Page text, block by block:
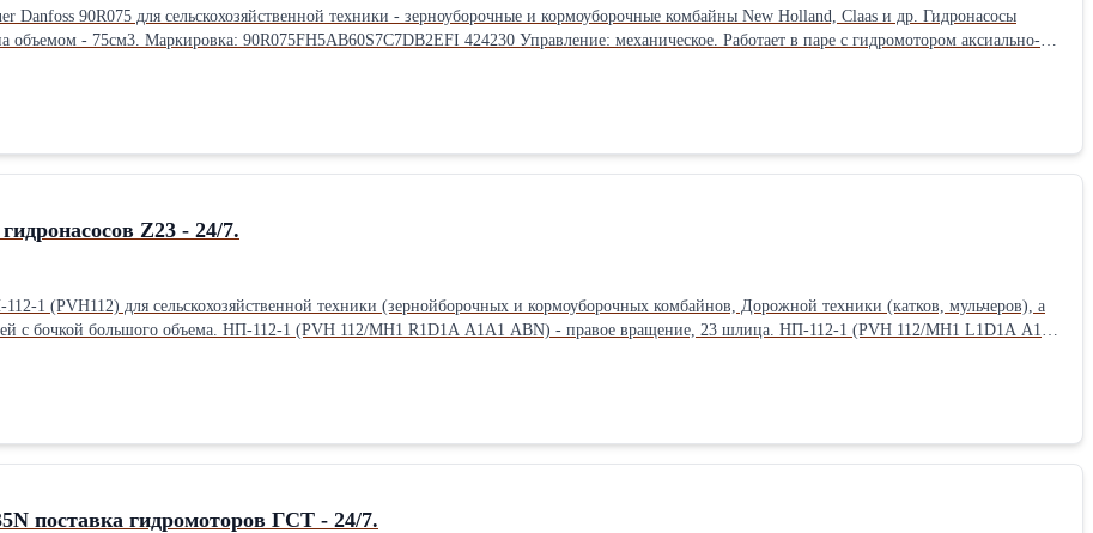
Danfoss 90R075 для сельскохозяйственной техники - зерноуборочные и кормоуборочные комбайны New Holland, Claas и др. Гидронасосы
механическое. Работает в паре с гидромотором аксиально-
45 см
Паллетный борт.
Z23 - 24/7.
1 (PVH112) для сельскохозяйственной техники (зернойборочных и кормоуборочных комбайнов, Дорожной техники (катков, мульчеров), а
A1A1 ABN) - правое вращение, 23 шлица. НП-112-1 (PVH 112/MH1 L1D1A A1A1
аксиально-поршневыми гидромоторами МП-112. Гидронасос именеет подключение шланг РВД под болт М12.
30 см Ширина: 30 см Высота: 45 см Вес: 75 кг Способ упаковки: Паллетный борт.
поставка гидромоторов ГСТ - 24/7.